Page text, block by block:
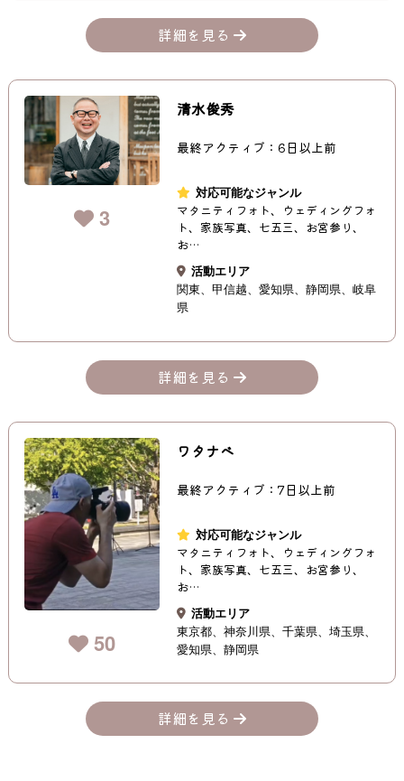
詳細を見る
3
清水俊秀
最終アクティブ：6日以上前
対応可能なジャンル
マタニティフォト、ウェディングフォ
ト、家族写真、七五三、お宮参り、
お…
活動エリア
関東
甲信越 愛知県 静岡県
岐阜
県
詳細を見る
50
ワタナベ
最終アクティブ：7日以上前
対応可能なジャンル
マタニティフォト、ウェディングフォ
ト、家族写真、七五三、お宮参り、
お…
活動エリア
東京都
神奈川県 千葉県
埼玉県
愛知県
静岡県
詳細を見る